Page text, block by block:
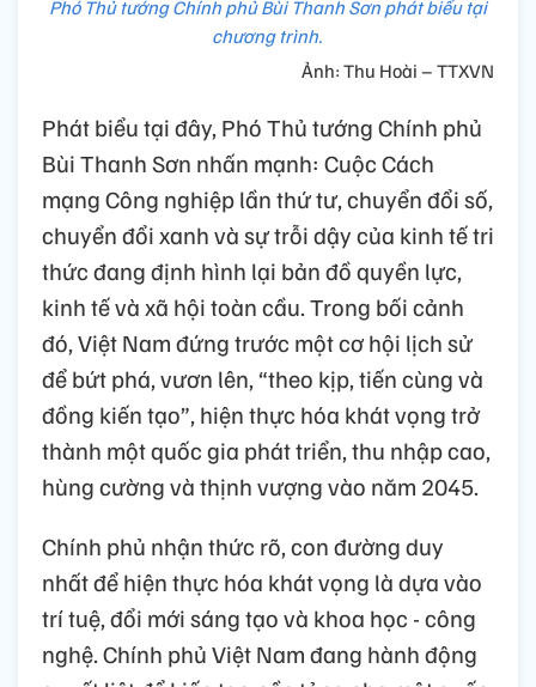
Phó Thủ tướng Chính phủ Bùi Thanh Sơn phát biểu tại
chương trình.
Ảnh: Thu Hoài – TTXVN
Phát biểu tại đây, Phó Thủ tướng Chính phủ
Bùi Thanh Sơn nhấn mạnh: Cuộc Cách
mạng Công nghiệp lần thứ tư, chuyển đổi số,
chuyển đổi xanh và sự trỗi dậy của kinh tế tri
thức đang định hình lại bản đồ quyền lực,
kinh tế và xã hội toàn cầu. Trong bối cảnh
đó, Việt Nam đứng trước một cơ hội lịch sử
để bứt phá, vươn lên, “theo kịp, tiến cùng và
đồng kiến tạo”, hiện thực hóa khát vọng trở
thành một quốc gia phát triển, thu nhập cao,
hùng cường và thịnh vượng vào năm 2045.
Chính phủ nhận thức rõ, con đường duy
nhất để hiện thực hóa khát vọng là dựa vào
trí tuệ, đổi mới sáng tạo và khoa học - công
nghệ. Chính phủ Việt Nam đang hành động